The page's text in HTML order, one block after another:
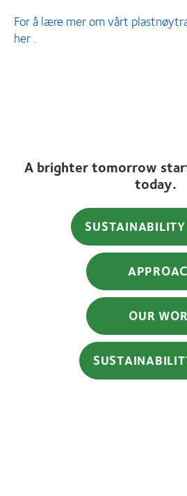
For å lære mer om vårt
her.
A brighter tomorrow
today.
OUR